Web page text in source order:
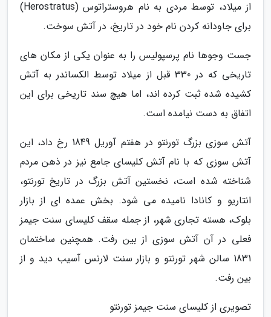
از میلاد، توسط مردی به نام هروستراتوس (Herostratus)
برای جاودانه کردن نام خود در تاریخ، در آتش سوخت.
جست وجوها نام پرسپولیس را به عنوان یکی از مکان های
تاریخی که در 330 قبل از میلاد توسط الکساندر به آتش
کشیده شده ثبت کرده اند، اما هیچ سند تاریخی برای این
اتفاق به دست نیامده است.
آتش سوزی بزرگ تورنتو در هفتم آوریل 1849 رخ داد، این
آتش سوزی که با نام آتش کلیسای جامع نیز در ذهن مردم
شناخته شده است، نخستین آتش بزرگ در تاریخ تورنتو،
انتاریو و کانادا نامیده می شود. بخش عمده ای از بازار
بلوک، هسته تجاری شهر، از جمله سقف کلیسای سنت جیمز
فعلی در آن آتش سوزی از بین رفت. همچنین ساختمان
1831 سالن شهر تورنتو و بازار سنت لارنس آسیب دید و از
بین رفت.
تصویری از کلیسای سنت جیمز تورنتو